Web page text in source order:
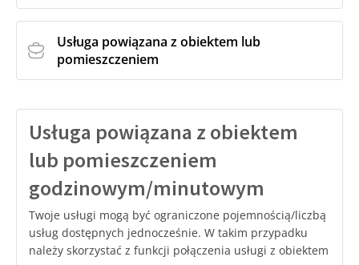
Usługa powiązana z obiektem lub
pomieszczeniem
Usługa powiązana z obiektem
lub pomieszczeniem
godzinowym/minutowym
Twoje usługi mogą być ograniczone pojemnością/liczbą
usług dostępnych jednocześnie. W takim przypadku
należy skorzystać z funkcji połączenia usługi z obiektem